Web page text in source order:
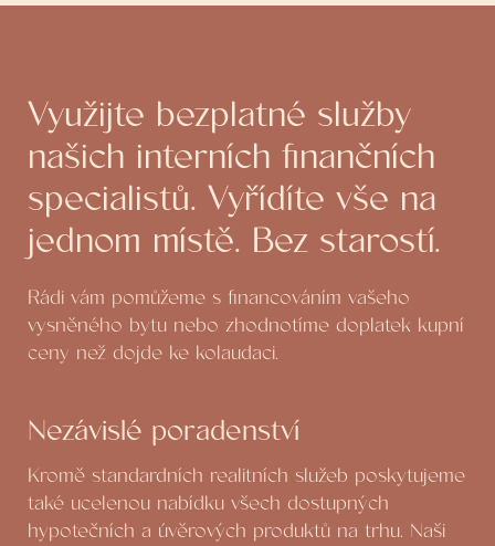
Využijte bezplatné služby
našich interních finančních
specialistů. Vyřídíte vše na
jednom místě. Bez starostí.
Rádi vám pomůžeme s financováním vašeho
vysněného bytu nebo zhodnotíme doplatek kupní
ceny než dojde ke kolaudaci.
Nezávislé poradenství
Kromě standardních realitních služeb poskytujeme
také ucelenou nabídku všech dostupných
hypotečních a úvěrových produktů na trhu. Naši